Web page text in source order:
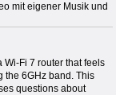
mit eigener Musik und
Wi-Fi 7 router that feels
the 6GHz band. This
questions about